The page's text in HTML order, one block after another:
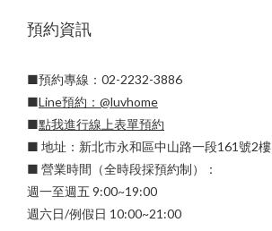
預約資訊
■預約專線：02-2232-3886
■Line預約： @luvhome
■點我進行線上表單預約
■ 地址：新北市永和區中山路一段161號2樓
■ 營業時間（全時段採預約制）：
週一至週五 9:00~19:00
週六日/例假日 10:00~21:00